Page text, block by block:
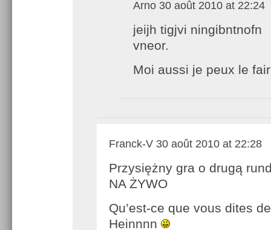
Arno 30 août 2010 at 22:24
jeijh tigjvi ningibntnofn
vneor.
Moi aussi je peux le
Franck-V 30 août 2010 at 22:28
Przysiężny gra o drugą
NA ŻYWO
Qu’est-ce que vous dites
Heinnnn